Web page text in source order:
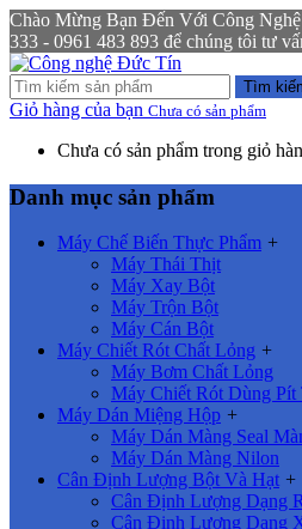
Chào Mừng Bạn Đến Với Công
333 - 0961 483 893 để chúng tôi tư
Tìm
Giỏ hàng của bạn Chưa có sản phẩm
Chưa có sản phẩm trong giỏ
Danh mục sản phẩm
Máy Chế Biến Thực Phẩm +
Máy Thái Thịt
Máy Xay Bột
Máy Trộn Bột
Máy Cán Bột
Máy Chiết Rót Chất Lỏng +
Máy Bơm Chất Lỏng
Máy Chiết Rót Dùng Pít
Máy Dán Miệng Hộp +
Máy Dán Màng Seal
Máy Dán Màng Nilon
Cân Định Lượng Bột Và Hạt +
Cân Định Lượng Dạng
Cân Định Lượng Dạng